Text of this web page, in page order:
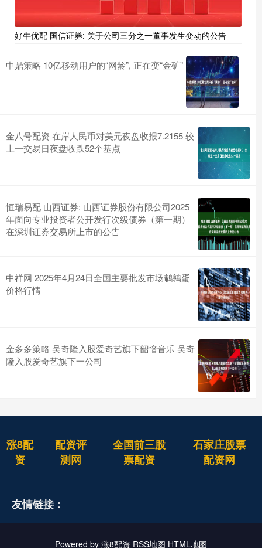
好牛优配 国信证券: 关于公司三分之一董事发生变动的公告
中鼎策略 10亿移动用户的“网龄”, 正在变“金矿”
金八号配资 在岸人民币对美元夜盘收报7.2155 较
上一交易日夜盘收跌52个基点
恒瑞易配 山西证券: 山西证券股份有限公司2025
年面向专业投资者公开发行次级债券（第一期）
在深圳证券交易所上市的公告
中祥网 2025年4月24日全国主要批发市场鹌鹑蛋
价格行情
金多多策略 吴奇隆入股爱奇艺旗下韶愔音乐 吴奇
隆入股爱奇艺旗下一公司
涨8配
资
配资评
测网
全国前三股
票配资
石家庄股票
配资网
友情链接：
Powered by 涨8配资 RSS地图 HTML地图